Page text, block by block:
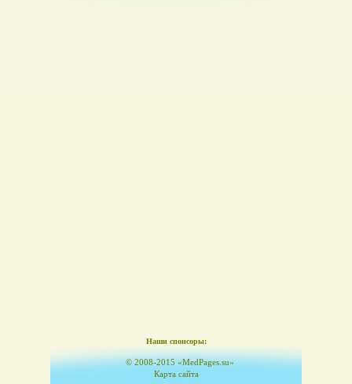
Наши спонсоры:
© 2008-2015 «MedPages.su»
Карта сайта